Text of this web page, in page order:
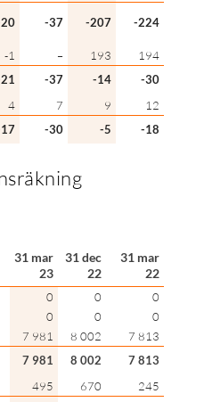
-37 -207 -224
-1 – 193
194
-37 -14
-30
4 7 9
12
-30 -5 -18
31 mar
23
31 dec
22
31 mar
22
0 0
0
0 0
0
7 981 8 002
7 813
7 981 8 002
7 813
495 670
245